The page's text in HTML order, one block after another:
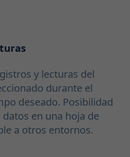
y lecturas del
durante el
deseado. Posibilidad
en una hoja de
a otros entornos.